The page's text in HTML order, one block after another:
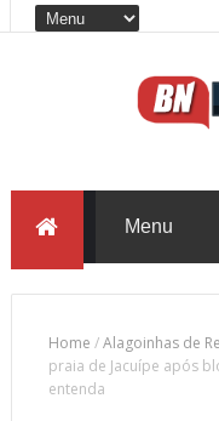
Home /Alagoinhas de
praia de Jacuípe após
entenda